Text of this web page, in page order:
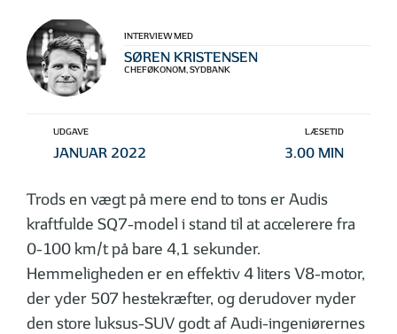
INTERVIEW MED
SØREN KRISTENSEN
CHEFØKONOM, SYDBANK
UDGAVE
JANUAR 2022
LÆSETID
3.00 MIN
Trods en vægt på mere end to tons er Audis
kraftfulde SQ7-model i stand til at accelerere fra
0-100 km/t på bare 4,1 sekunder.
Hemmeligheden er en effektiv 4 liters V8-motor,
der yder 507 hestekræfter, og derudover nyder
den store luksus-SUV godt af Audi-ingeniørernes